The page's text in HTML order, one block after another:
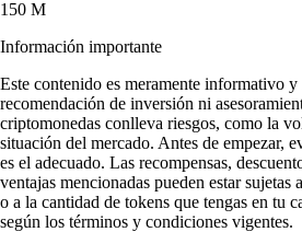
150 M
Información importante
Este contenido es meramente informativo
recomendación de inversión ni
criptomonedas conlleva riesgos, como la
situación del mercado. Antes de empezar,
es el adecuado. Las recompensas,
ventajas mencionadas pueden estar sujetas
o a la cantidad de tokens que tengas en tu
según los términos y condiciones vigentes.